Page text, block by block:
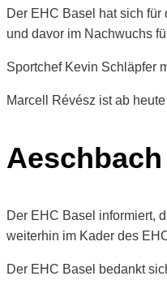
Der EHC Basel hat sich
und davor im Nachwuchs
Sportchef Kevin Schläpfer
Marcell Révész ist ab
Der EHC Basel informiert,
weiterhin im Kader des
Der EHC Basel bedankt